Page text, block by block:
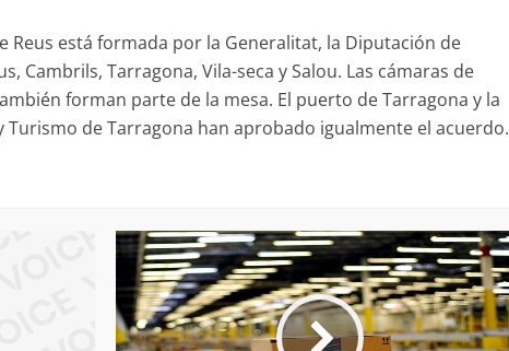
Reus está formada por la Generalitat, la Diputación de
Cambrils, Tarragona, Vila-seca y Salou. Las cámaras de
forman parte de la mesa. El puerto de Tarragona y la
Turismo de Tarragona han aprobado igualmente el acuerdo.